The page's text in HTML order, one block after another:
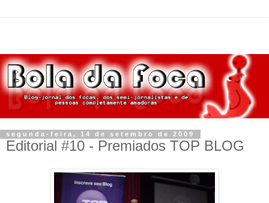
segunda-feira, 14 de setembro de 2009
Editorial #10 - Premiados TOP BLOG